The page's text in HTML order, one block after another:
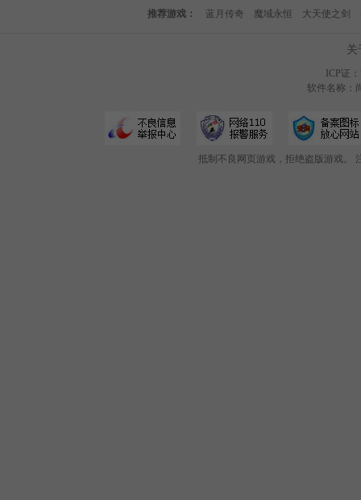
推荐游戏： 蓝月传奇 魔域永恒 大天使之剑
关
ICP证
软件名称：
抵制不良网页游戏，拒绝盗版游戏。